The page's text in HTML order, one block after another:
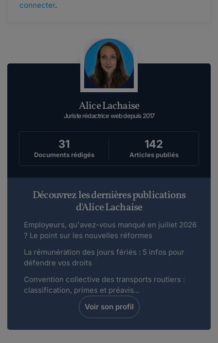
connecter.
Alice Lachaise
Juriste rédactrice web depuis 2017
31
Documents rédigés
142
Articles publiés
Découvrez les dernières publications
d'Alice Lachaise
Employeurs, qu'avez-vous manqué en juillet 2026
? Le point sur les nouvelles réformes
La rémunération des jours fériés : 5 infos pour
défendre vos droits
Convention collective des transports routiers :
classification, primes et préavis...
Voir son profil